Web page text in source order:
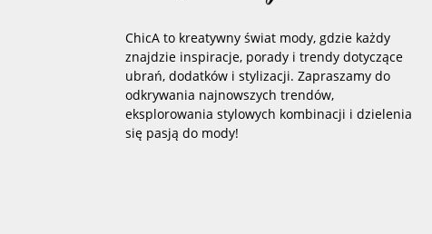
ChicA to kreatywny świat mody, gdzie każdy
znajdzie inspiracje, porady i trendy dotyczące
ubrań, dodatków i stylizacji. Zapraszamy do
odkrywania najnowszych trendów,
eksplorowania stylowych kombinacji i dzielenia
się pasją do mody!